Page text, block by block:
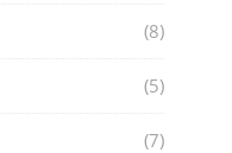
(8)
(5)
(7)